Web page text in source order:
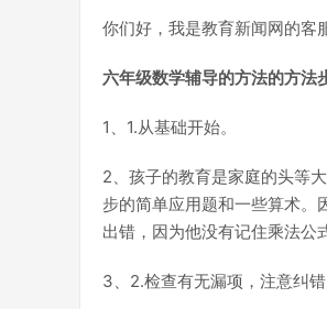
你们好，我是教育新闻网的客
六年级数学辅导的方法的方法
1、1.从基础开始。
2、孩子的教育是家庭的头等
步的简单应用题和一些算术。
出错，因为他没有记住乘法公
3、2.检查有无漏项，注意纠错